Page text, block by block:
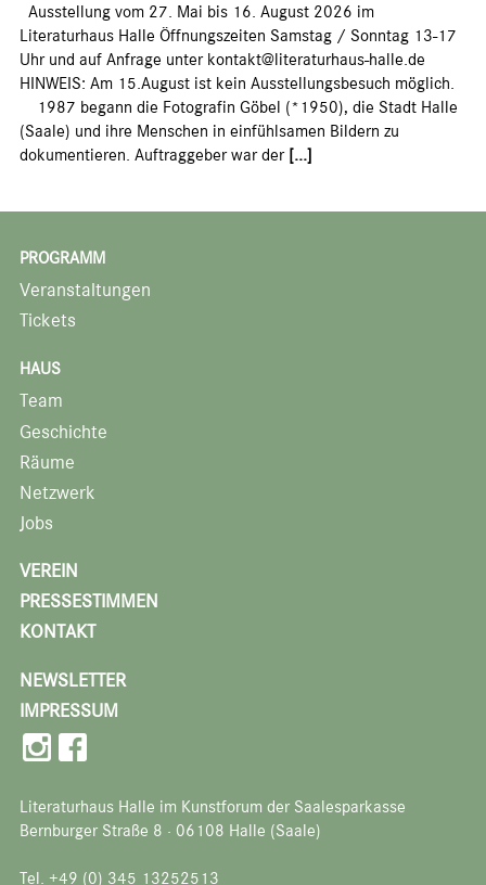
Ausstellung vom 27. Mai bis 16. August 2026 im
Literaturhaus Halle Öffnungszeiten Samstag / Sonntag 13-17
Uhr und auf Anfrage unter kontakt@literaturhaus-halle.de
HINWEIS: Am 15.August ist kein Ausstellungsbesuch möglich.
1987 begann die Fotografin Göbel (*1950), die Stadt Halle
(Saale) und ihre Menschen in einfühlsamen Bildern zu
dokumentieren. Auftraggeber war der [...]
PROGRAMM
Veranstaltungen
Tickets
HAUS
Team
Geschichte
Räume
Netzwerk
Jobs
VEREIN
PRESSESTIMMEN
KONTAKT
NEWSLETTER
IMPRESSUM
Literaturhaus Halle im Kunstforum der Saalesparkasse
Bernburger Straße 8 · 06108 Halle (Saale)
Tel. +49 (0) 345 13252513